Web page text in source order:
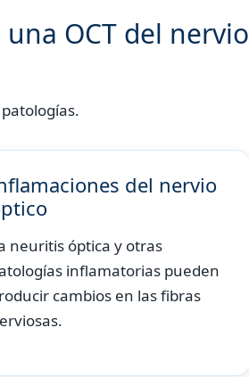
OCT del nervio
del nervio
neuritis óptica y otras
inflamatorias pueden
cambios en las fibras